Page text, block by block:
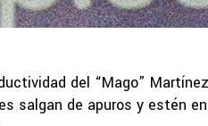
del “Mago”
salgan de apuros y estén